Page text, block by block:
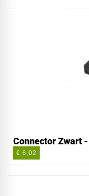
Connector Zwart
€ 6,02